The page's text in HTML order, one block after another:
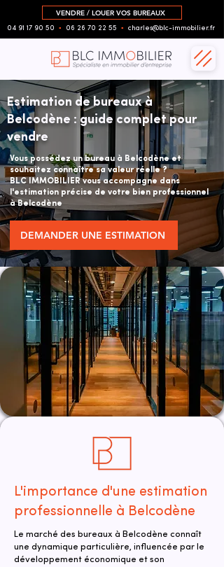
VENDRE / LOUER VOS BUREAUX
04 91 17 90 50 ▪︎ 06 26 70 22 55 ▪︎ charles@blc-immobilier.fr
Estimation de bureaux à
Belcodène : guide complet pour
vendre
Vous possédez un bureau à Belcodène et
souhaitez connaître sa valeur réelle ?
BLC IMMOBILIER vous accompagne dans
l'estimation précise de votre bien professionnel
à Belcodène
DEMANDER UNE ESTIMATION
L'importance d'une estimation
professionnelle à Belcodène
Le marché des bureaux à Belcodène connaît
une dynamique particulière, influencée par le
développement économique et son